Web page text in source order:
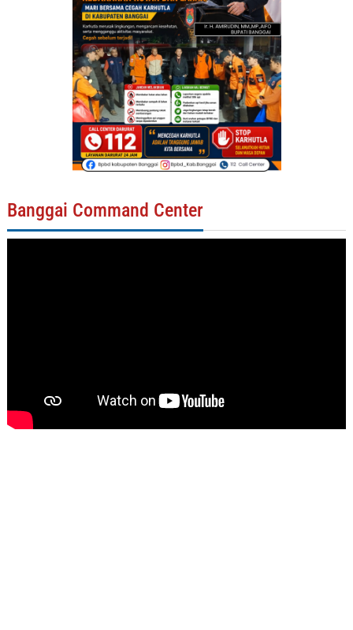
Banggai Command Center